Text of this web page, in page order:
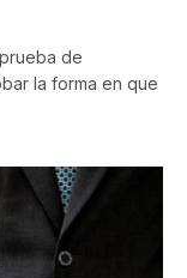
de
la forma en que